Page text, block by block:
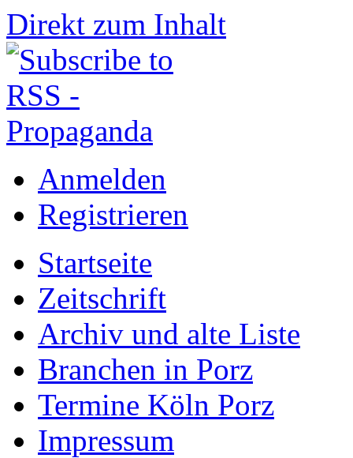
Direkt zum Inhalt
Anmelden
Registrieren
Startseite
Zeitschrift
Archiv und alte Liste
Branchen in Porz
Termine Köln Porz
Impressum